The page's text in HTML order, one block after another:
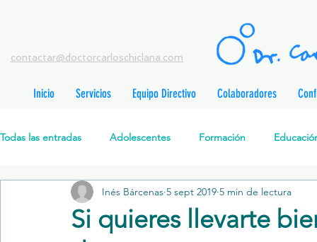
contactar@doctorcarloschiclana.com
Inicio Servicios Equipo Directivo Colaboradores
Todas las entradas Adolescentes Formación
Salud Mental Perinatal Psicoterapia Cognitivo-Analítica
Si quieres llevarte
Inés Bárcenas 5 sept 2019 5 min de lectura